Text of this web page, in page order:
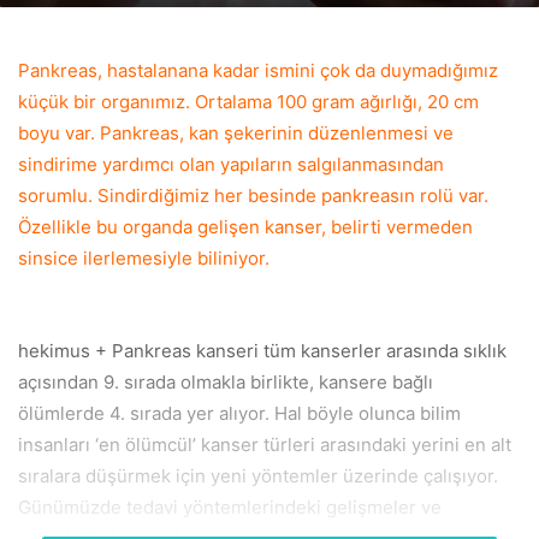
Pankreas, hastalanana kadar ismini çok da duymadığımız
küçük bir organımız. Ortalama 100 gram ağırlığı, 20 cm
boyu var. Pankreas, kan şekerinin düzenlenmesi ve
sindirime yardımcı olan yapıların salgılanmasından
sorumlu. Sindirdiğimiz her besinde pankreasın rolü var.
Özellikle bu organda gelişen kanser, belirti vermeden
sinsice ilerlemesiyle biliniyor.
hekimus + Pankreas kanseri tüm kanserler arasında sıklık
açısından 9. sırada olmakla birlikte, kansere bağlı
ölümlerde 4. sırada yer alıyor. Hal böyle olunca bilim
insanları ‘en ölümcül’ kanser türleri arasındaki yerini en alt
sıralara düşürmek için yeni yöntemler üzerinde çalışıyor.
Günümüzde tedavi yöntemlerindeki gelişmeler ve